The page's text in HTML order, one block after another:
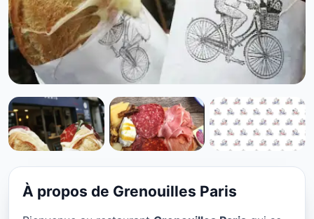
VÉGÉTARIEN
Grenouilles Paris à Paris
★ 4.4/5
À propos de Grenouilles Paris